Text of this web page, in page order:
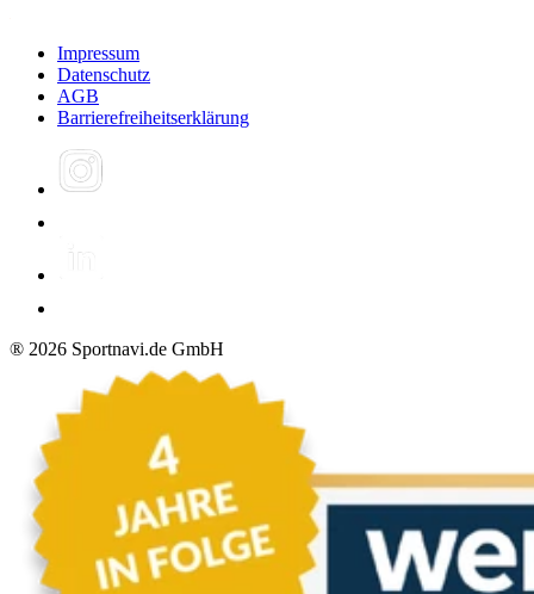
Impressum
Datenschutz
AGB
Barrierefreiheitserklärung
® 2026 Sportnavi.de GmbH